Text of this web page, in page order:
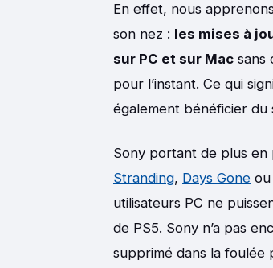
En effet, nous
son nez : les mises à
sur PC et sur Mac sans
pour l’instant. Ce qui
également bénéficier du
Sony portant de plus en
Stranding, Days Gone
utilisateurs PC ne
de PS5. Sony n’a pas
supprimé dans la foulée